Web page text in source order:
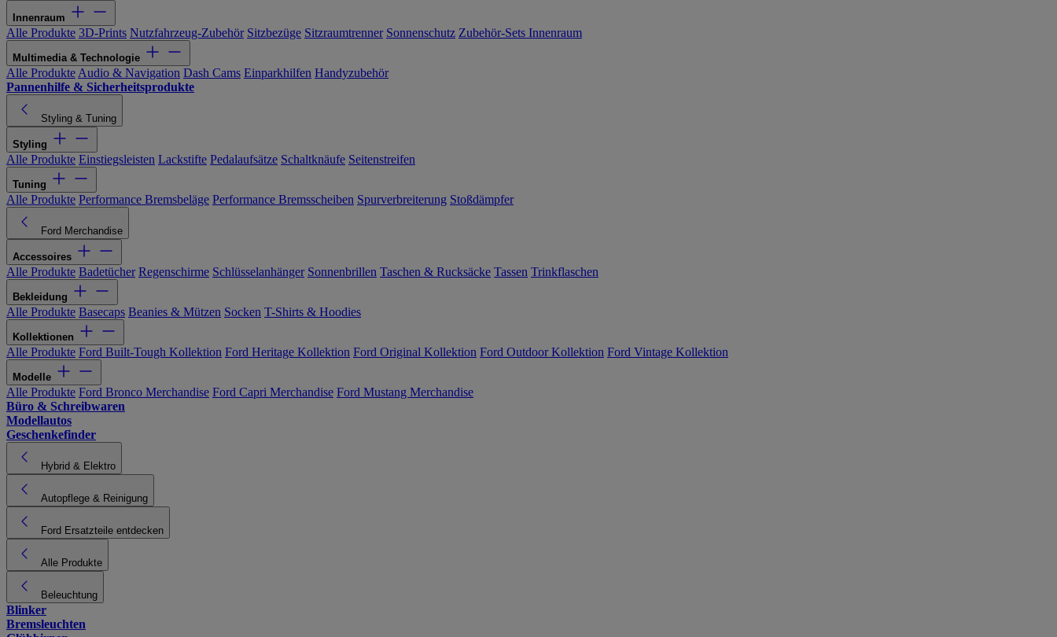
Innenraum
Alle Produkte 3D-Prints Nutzfahrzeug-Zubehör Sitzbezüge Sitzraumtrenner Sonnenschutz Zubehör-Sets Innenraum
Multimedia & Technologie
Alle Produkte Audio & Navigation Dash Cams Einparkhilfen Handyzubehör
Pannenhilfe & Sicherheitsprodukte
Styling & Tuning
Styling
Alle Produkte Einstiegsleisten Lackstifte Pedalaufsätze Schaltknäufe Seitenstreifen
Tuning
Alle Produkte Performance Bremsbeläge Performance Bremsscheiben Spurverbreiterung Stoßdämpfer
Ford Merchandise
Accessoires
Alle Produkte Badetücher Regenschirme Schlüsselanhänger Sonnenbrillen Taschen & Rucksäcke Tassen Trinkflaschen
Bekleidung
Alle Produkte Basecaps Beanies & Mützen Socken T-Shirts & Hoodies
Kollektionen
Alle Produkte Ford Built-Tough Kollektion Ford Heritage Kollektion Ford Original Kollektion Ford Outdoor Kollektion Ford Vintage Kollektion
Modelle
Alle Produkte Ford Bronco Merchandise Ford Capri Merchandise Ford Mustang Merchandise
Büro & Schreibwaren
Modellautos
Geschenkefinder
Hybrid & Elektro
Autopflege & Reinigung
Ford Ersatzteile entdecken
Alle Produkte
Beleuchtung
Blinker
Bremsleuchten